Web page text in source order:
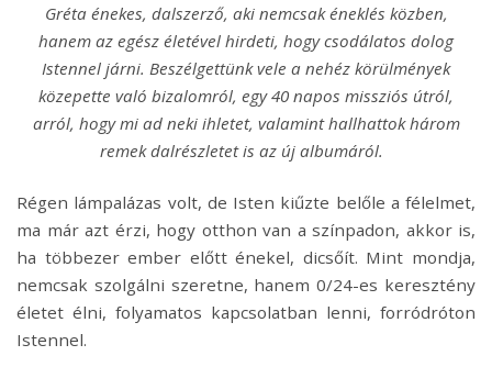
Gréta énekes, dalszerző, aki nemcsak éneklés közben,
hanem az egész életével hirdeti, hogy csodálatos dolog
Istennel járni. Beszélgettünk vele a nehéz körülmények
közepette való bizalomról, egy 40 napos missziós útról,
arról, hogy mi ad neki ihletet, valamint hallhattok három
remek dalrészletet is az új albumáról.
Régen lámpalázas volt, de Isten kiűzte belőle a félelmet,
ma már azt érzi, hogy otthon van a színpadon, akkor is,
ha többezer ember előtt énekel, dicsőít. Mint mondja,
nemcsak szolgálni szeretne, hanem 0/24-es keresztény
életet élni, folyamatos kapcsolatban lenni, forródróton
Istennel.